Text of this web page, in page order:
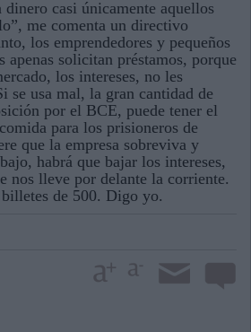
dinero casi únicamente aquellos
me comenta un directivo
los emprendedores y pequeños
apenas solicitan préstamos, porque
los intereses, no les
se usa mal, la gran cantidad de
por el BCE, puede tener el
para los prisioneros de
que la empresa sobreviva y
habrá que bajar los intereses,
nos lleve por delante la corriente.
de 500. Digo yo.